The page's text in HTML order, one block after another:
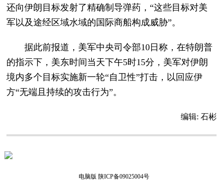
还向伊朗目标发射了精确制导弹药，“这些目标对美
军以及途经区域水域的国际商船构成威胁”。
据此前报道，美军中央司令部10日称，在特朗普
的指示下，美东时间当天下午5时15分，美军对伊朗
境内多个目标实施新一轮“自卫性”打击，以回应伊
方“无端且持续的攻击行为”。
编辑: 石彬
电脑版 陕ICP备09025004号